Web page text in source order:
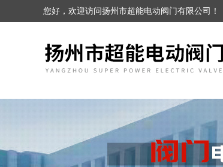
您好，欢迎访问扬州市超能电动阀门有限公司！